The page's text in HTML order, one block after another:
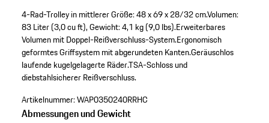
4-Rad-Trolley in mittlerer Größe: 48 x 69 x 28/32 cm.Volumen:
83 Liter (3,0 cu ft), Gewicht: 4,1 kg (9,0 lbs).Erweiterbares
Volumen mit Doppel-Reißverschluss-System.Ergonomisch
geformtes Griffsystem mit abgerundeten Kanten.Geräuschlos
laufende kugelgelagerte Räder.TSA-Schloss und
diebstahlsicherer Reißverschluss.
Artikelnummer:WAP0350240RRHC
Abmessungen und Gewicht